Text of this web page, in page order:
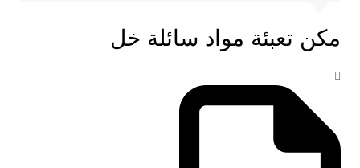
مكن تعبئة مواد سائلة خل